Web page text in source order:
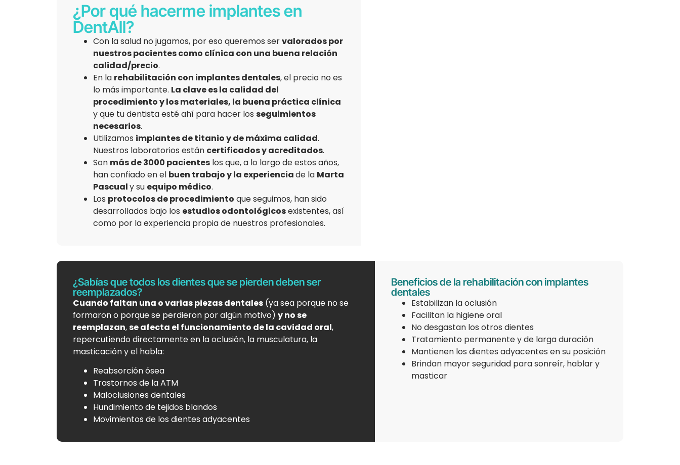
¿Por qué hacerme implantes en
DentAll?
Con la salud no jugamos, por eso queremos servalorados por
nuestros pacientes como clínica con una buena relación
calidad/precio.
En la rehabilitación con implantes dentales, el precio no es
lo más importante. La clave es la calidad del
procedimiento y los materiales, la buena práctica clínica
y que tu dentista esté ahí para hacer los seguimientos
necesarios.
Utilizamos implantes de titanio y de máxima calidad.
Nuestros laboratorios están certificados y acreditados.
Son más de 3000 pacientes los que, a lo largo de estos años,
han confiado en el buen trabajo y la experienciade la Marta
Pascualy su equipo médico.
Los protocolos de procedimiento que seguimos, han sido
desarrollados bajo los estudios odontológicosexistentes, así
como por la experiencia propia de nuestros profesionales.
¿Sabías que todos los dientes que se pierden deben ser
reemplazados?
Cuando faltan una o varias piezas dentales (ya sea porque no se
formaron o porque se perdieron por algún motivo) y no se
reemplazan,se afecta el funcionamiento de la cavidad oral,
repercutiendo directamente en la oclusión, la musculatura, la
masticación y el habla:
Reabsorción ósea
Trastornos de la ATM
Maloclusiones dentales
Hundimiento de tejidos blandos
Movimientos de los dientes adyacentes
Beneficios de la rehabilitación con implantes
dentales
Estabilizan la oclusión
Facilitan la higiene oral
No desgastan los otros dientes
Tratamiento permanente y de larga duración
Mantienen los dientes adyacentes en su posición
Brindan mayor seguridad para sonreír, hablar y
masticar